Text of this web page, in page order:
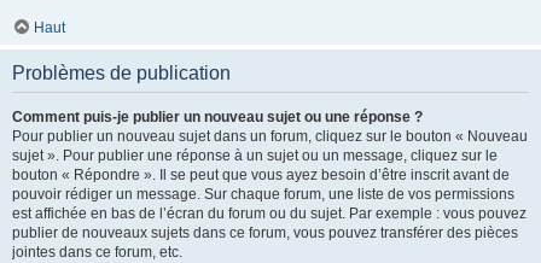
Haut
Problèmes de publication
Comment puis-je publier un nouveau sujet ou une réponse ?
Pour publier un nouveau sujet dans un forum, cliquez sur le bouton « Nouveau
sujet ». Pour publier une réponse à un sujet ou un message, cliquez sur le
bouton « Répondre ». Il se peut que vous ayez besoin d’être inscrit avant de
pouvoir rédiger un message. Sur chaque forum, une liste de vos permissions
est affichée en bas de l’écran du forum ou du sujet. Par exemple : vous pouvez
publier de nouveaux sujets dans ce forum, vous pouvez transférer des pièces
jointes dans ce forum, etc.